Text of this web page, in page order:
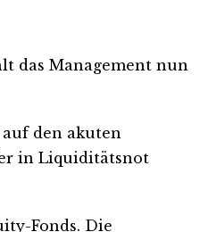
das Management nun
den akuten
in Liquiditätsnot
Fonds. Die